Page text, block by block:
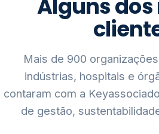
Alguns dos
Mais de 900
indústrias, hospitais e
contaram com a
de gestão,